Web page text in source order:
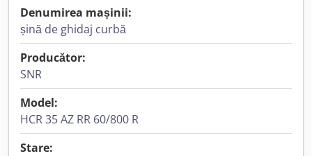
Denumirea mașinii:
șină de ghidaj curbă
Producător:
SNR
Model:
HCR 35 AZ RR 60/800 R
Stare: